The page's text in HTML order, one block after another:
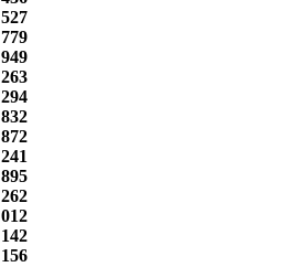
527
779
949
263
294
832
872
241
895
262
012
142
156